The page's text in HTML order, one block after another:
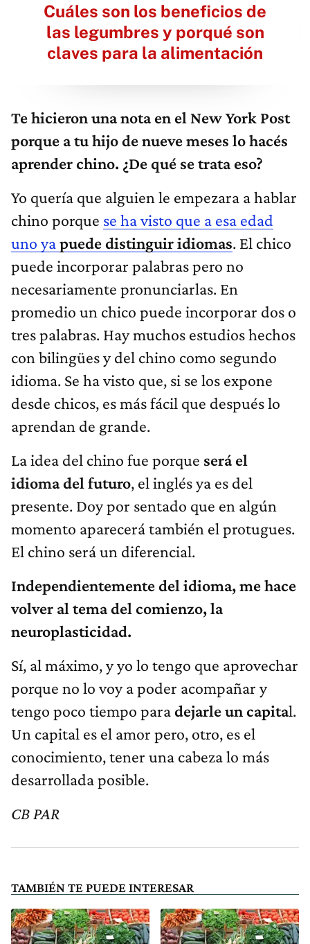
Cuáles son los beneficios de
las legumbres y porqué son
claves para la alimentación
Te hicieron una nota en el New York Post
porque a tu hijo de nueve meses lo hacés
aprender chino. ¿De qué se trata eso?
Yo quería que alguien le empezara a hablar
chino porque se ha visto que a esa edad
uno yapuede distinguir idiomas. El chico
puede incorporar palabras pero no
necesariamente pronunciarlas. En
promedio un chico puede incorporar dos o
tres palabras. Hay muchos estudios hechos
con bilingües y del chino como segundo
idioma. Se ha visto que, si se los expone
desde chicos, es más fácil que después lo
aprendan de grande.
La idea del chino fue porque será el
idioma del futuro, el inglés ya es del
presente. Doy por sentado que en algún
momento aparecerá también el protugues.
El chino será un diferencial.
Independientemente del idioma, me hace
volver al tema del comienzo, la
neuroplasticidad.
Sí, al máximo, y yo lo tengo que aprovechar
porque no lo voy a poder acompañar y
tengo poco tiempo paradejarle un capital.
Un capital es el amor pero, otro, es el
conocimiento, tener una cabeza lo más
desarrollada posible.
CB PAR
TAMBIÉN TE PUEDE INTERESAR